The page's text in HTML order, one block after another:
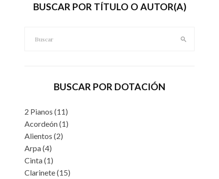
BUSCAR POR TÍTULO O AUTOR(A)
BUSCAR POR DOTACIÓN
2 Pianos (11)
Acordeón(1)
Alientos (2)
Arpa(4)
Cinta(1)
Clarinete(15)